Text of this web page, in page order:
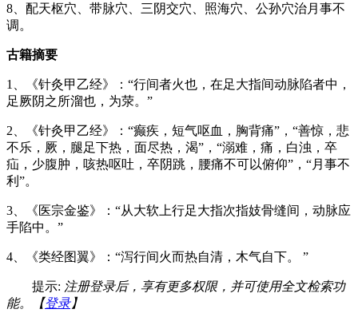
8、配天枢穴、带脉穴、三阴交穴、照海穴、公孙穴治月事不
调。
古籍摘要
1、《针灸甲乙经》：“行间者火也，在足大指间动脉陷者中，
足厥阴之所溜也，为荥。”
2、《针灸甲乙经》：“癫疾，短气呕血，胸背痛”，“善惊，悲
不乐，厥，腿足下热，面尽热，渴”，“溺难，痛，白浊，卒
疝，少腹肿，咳热呕吐，卒阴跳，腰痛不可以俯仰”，“月事不
利”。
3、《医宗金鉴》：“从大软上行足大指次指妓骨缝间，动脉应
手陷中。”
4、《类经图翼》：“泻行间火而热自清，木气自下。 ”
提示: 注册登录后，享有更多权限，并可使用全文检索功
能。【登录】